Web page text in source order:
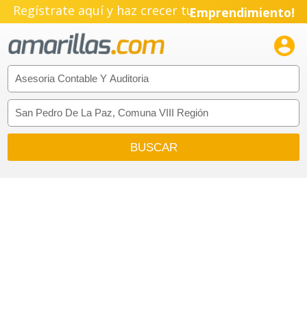
Regístrate aquí y haz crecer tuEmprendimiento!
